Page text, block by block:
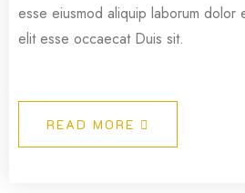
esse eiusmod aliquip laborum dolor
elit esse occaecat Duis sit.
READ MORE